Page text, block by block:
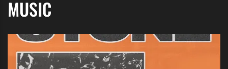
MUSIC